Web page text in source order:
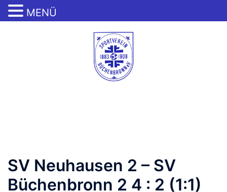
SV Neuhausen 2 – SV
Büchenbronn 2 4 : 2 (1:1)
MENÜ